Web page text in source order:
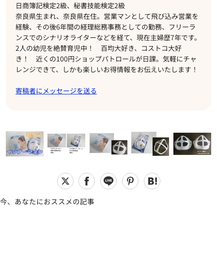
日商簿記検定2級、秘書技能検定2級
奈良県生まれ、奈良県在住。営業マンとして飛び込み営業を
経験、その後6年間の経理総務事務としての勤務、フリーラ
ンスでのシナリオライターなどを経て、現在主婦歴7年です。
2人の幼児を絶賛育児中！ 百均大好き、コストコ大好
き！ 近くの100円ショップパトロールが日課。気軽にチャ
レンジできて、しかも楽しいお得情報をお伝えいたします！
寄稿者にメッセージを送る
今、あなたにおススメの記事